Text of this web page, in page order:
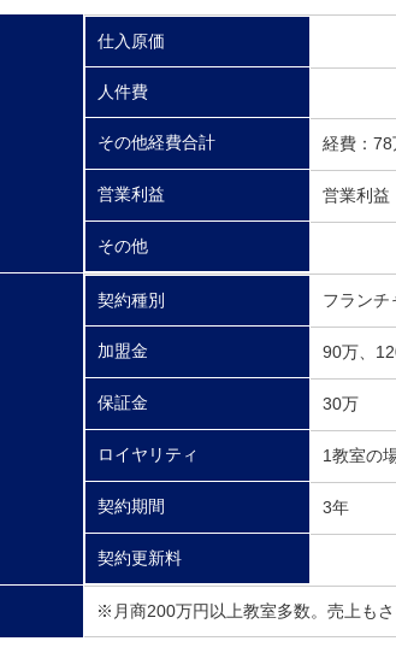
仕入原価
人件費
その他経費合計 経費：
営業利益 営業利益
その他
契約種別 フランチ
加盟金 90万、
保証金 30万
ロイヤリティ 1教室の
契約期間 3年
契約更新料
※月商200万円以上教室多数。売上も